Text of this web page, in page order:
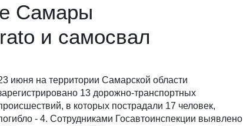
Самары
и самосвал
июня на территории Самарской области
13 дорожно-транспортных
в которых пострадали 17 человек,
- 4. Сотрудниками Госавтоинспекции выявлено